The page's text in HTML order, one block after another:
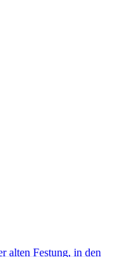
alten Festung, in den